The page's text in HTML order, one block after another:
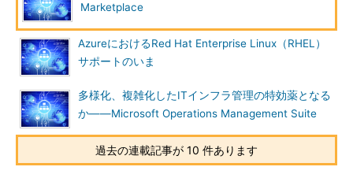
Marketplace
AzureにおけるRed Hat Enterprise Linux（RHEL）
サポートのいま
多様化、複雑化したITインフラ管理の特効薬となる
か――Microsoft Operations Management Suite
過去の連載記事が 10 件あります